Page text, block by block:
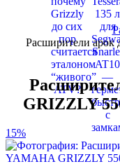
Расширители
GRIZZLY
15%